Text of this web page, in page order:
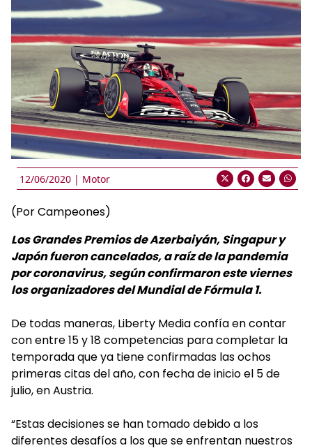
12/06/2020 | Motor
(Por Campeones)
Los Grandes Premios de Azerbaiyán, Singapur y
Japón fueron cancelados, a raíz de la pandemia
por coronavirus, según confirmaron este viernes
los organizadores del Mundial de Fórmula 1.
De todas maneras, Liberty Media confía en contar
con entre 15 y 18 competencias para completar la
temporada que ya tiene confirmadas las ochos
primeras citas del año, con fecha de inicio el 5 de
julio, en Austria.
“Estas decisiones se han tomado debido a los
diferentes desafíos a los que se enfrentan nuestros